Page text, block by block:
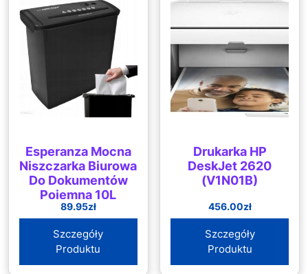
Esperanza Mocna
Niszczarka Biurowa
Do Dokumentów
Pojemna 10L
89.95zł
Szczegóły
Produktu
Drukarka HP
DeskJet 2620
(V1N01B)
456.00zł
Szczegóły
Produktu